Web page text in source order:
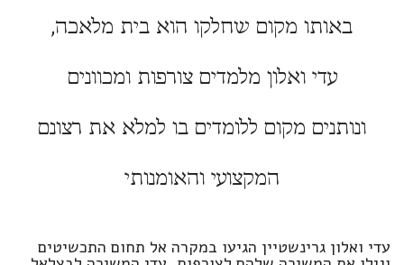
באותו מקום שחלקו הוא בית מלאכה,
עדי ואלון מלמדים צורפות ומכוונים
ונותנים מקום ללומדים בו למלא את רצונם
המקצועי והאומנותי
עדי ואלון גרינשטיין הגיעו במקרה אל תחום התכשיטים